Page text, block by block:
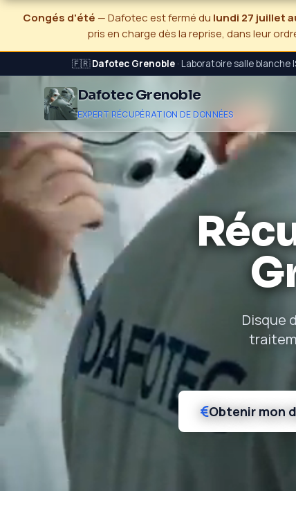
Congés d'été — Dafotec est fermé du lundi 27 juillet
pris en charge dès la reprise, dans leur
🇫🇷Dafotec Grenoble · Laboratoire salle blanche
Dafotec Grenoble
EXPERT RÉCUPÉRATION DE DONNÉES
Disque
Obtenir mon